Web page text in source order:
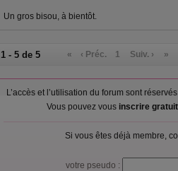
Un gros bisou, à bientôt.
1 - 5 de 5 « ‹ Préc. 1 Suiv. › »
L’accès et l’utilisation du forum sont
Vous pouvez vous inscrire
Si vous êtes déjà membre,
votre pseudo :